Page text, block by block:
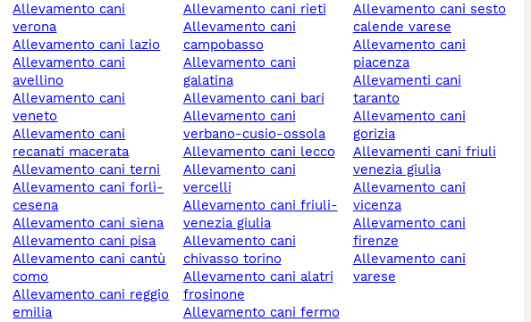
allevamento cani
verona
allevamento cani lazio
allevamento cani
avellino
allevamento cani
veneto
allevamento cani
recanati macerata
allevamento cani terni
allevamento cani forlì-
cesena
allevamento cani siena
allevamento cani pisa
allevamento cani cantù
como
allevamento cani reggio
emilia
allevamento cani rieti
allevamento cani
campobasso
allevamento cani
galatina
allevamento cani bari
allevamento cani
verbano-cusio-ossola
allevamento cani lecco
allevamento cani
vercelli
allevamento cani friuli-
venezia giulia
allevamento cani
chivasso torino
allevamento cani alatri
frosinone
allevamento cani fermo
allevamento cani sesto
calende varese
allevamento cani
piacenza
allevamenti cani
taranto
allevamento cani
gorizia
allevamenti cani friuli
venezia giulia
allevamento cani
vicenza
allevamento cani
firenze
allevamento cani
varese